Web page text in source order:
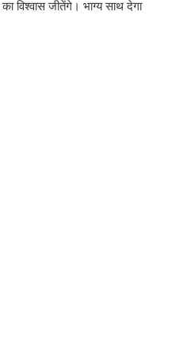
विश्वास जीतेंगे। भाग्य साथ देगा